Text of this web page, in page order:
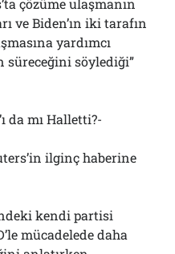
çözüme ulaşmanın
ve Biden’ın iki tarafın
yardımcı
süreceğini söylediği”
da mı Halletti?-
ilginç haberine
kendi partisi
mücadelede daha